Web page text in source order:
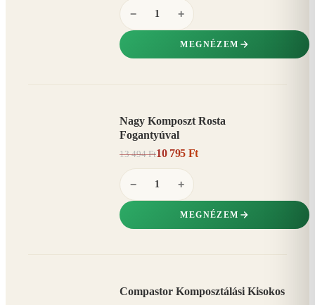
− +
MEGNÉZEM
Nagy Komposzt Rosta
Fogantyúval
13 494 Ft10 795 Ft
− +
MEGNÉZEM
Compastor Komposztálási Kisokos